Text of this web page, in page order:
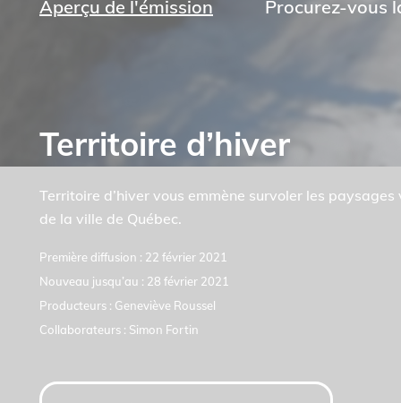
Aperçu de l'émission Procurez-vous
Territoire d’hiver
Territoire d’hiver vous emmène survoler les
de la ville de Québec.
Première diffusion : 22 février 2021
Nouveau jusqu’au : 28 février 2021
Producteurs : Geneviève Roussel
Collaborateurs : Simon Fortin